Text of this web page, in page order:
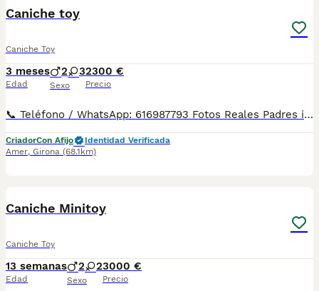
Caniche toy
Caniche Toy
3 meses
Edad
2 3
Sexo
2300 €
Precio
📞 Teléfono / WhatsApp: 616987793 Fotos Reales Padres importados directamente de China Los cachorros nacieron en nuestro criadero de Girona . Para familia muy exigentes. 🐶Disponible cachorrito de CANICHE macho y hembra de linea asiatica, se caracteriza por una estética tipo "peluche" o "muñeca", destacando por ojos muy grandes, negros y redondos, un hocico más chato y corto, y orejas de inserción más alta. Se entrega con todas las garantías: ✔ Vacunas correspondientes a su edad ✔ Desparasitaciones al día ✔ Factura legal ✔ Contrato de compra-venta ✔ Procedente de centro autorizado con núcleo zoológico 👨‍👩‍👧‍👦 Criado con atención diaria y acostumbrado al contacto humano. 🏡 Visitas disponibles de lunes a domingo con cita previa, para que puedas conocer a los cachorros y ver dónde se crían. 🚚 Envíos disponibles a toda España. Los precios pueden variar según la edad , sexo , color ,tamaño ,mas iva .
CriadorCon Afijo
Identidad Verificada
Amer, Girona (68.1km)
Caniche Minitoy
Caniche Toy
13 semanas
Edad
2 2
Sexo
3000 €
Precio